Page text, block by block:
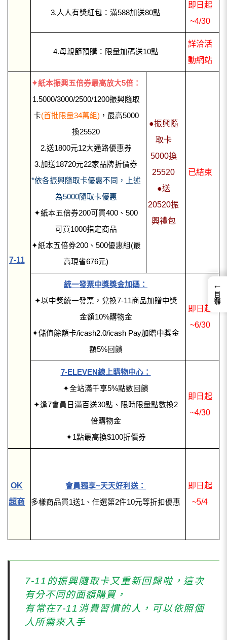
3.人人有獎紅包：滿588加送80點
即日起
~4/30
4.母親節預購：限量加碼送10點
詳洽活
動網站
7-11
✦紙本振興五倍券最高放大5倍：
1.5000/3000/2500/1200振興隨取
卡(首批限量34萬組) ，最高5000
換25520
2.送1800元12大通路優惠券
3.加送18720元22家品牌折價券
*依各振興隨取卡優惠不同，上述
為5000隨取卡優惠
✦紙本五倍券200可買400、500
可買1000指定商品
✦紙本五倍券200、500優惠組(最
高現省676元)
●振興隨
取卡
5000換
25520
●送
20520振
興禮包
已結束
統一發票中獎獎金加碼：
✦以中獎統一發票，兌換7-11商品加贈中獎
金額10%購物金
✦儲值餘額卡/icash2.0/icash Pay加贈中獎金
額5%回饋
即日起
~6/30
7-ELEVEN線上購物中心：
✦全站滿千享5%點數回饋
✦逢7會員日滿百送30點、限時限量點數換2
倍購物金
✦1點最高換$100折價券
即日起
~4/30
OK
超商
會員獨享~天天好利送：
多樣商品買1送1、任選第2件10元等折扣優惠
即日起
~5/4
7-11的振興隨取卡又重新回歸啦，這次
有分不同的面額購買，
有常在7-11消費習慣的人，可以依照個
人所需來入手
←
錄目